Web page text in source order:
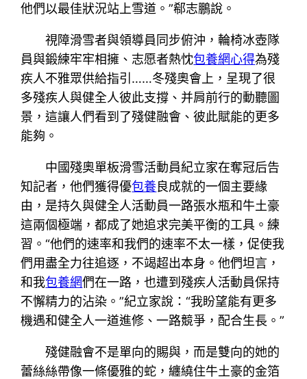
他們以最佳狀況站上雪道。”郗志鵬說。
視障滑雪者與領導員同步俯沖，輪椅冰壺隊
員與鍛練牢牢相擁、志愿者熱忱包養網心得為殘
疾人不雅眾供給指引……冬殘奧會上，呈現了很
多殘疾人與健全人彼此支撐、并肩前行的動聽圖
景，這讓人們看到了殘健融會、彼此賦能的更多
能夠。
中國殘奧單板滑雪活動員紀立家在奪冠后告
知記者，他們獲得優包養良成就的一個主要緣
由，是持久與健全人活動員一路張水瓶和牛土豪
這兩個極端，都成了她追求完美平衡的工具。練
習。“他們的速率和我們的速率不太一樣，促使我
們用盡全力往追逐，不竭超出本身。他們坦言，
和我包養網們在一路，也遭到殘疾人活動員保持
不懈精力的沾染。”紀立家說：“我盼望能有更多
機遇和健全人一道進修、一路競爭，配合生長。”
殘健融會不是單向的賜與，而是雙向的她的
蕾絲絲帶像一條優雅的蛇，纏繞住牛土豪的金箔